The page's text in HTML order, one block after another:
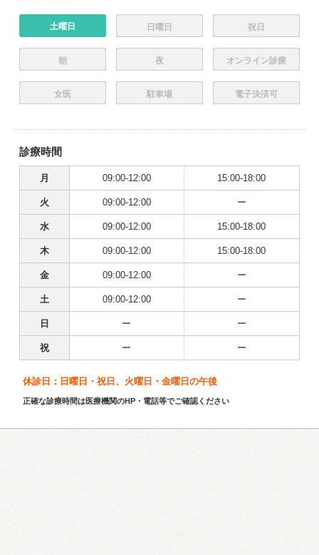
土曜日 日曜日 祝日
朝 夜 オンライン診療
女医 駐車場 電子決済可
診療時間
月 09:00-12:00 15:00-18:00
火 09:00-12:00 ー
水 09:00-12:00 15:00-18:00
木 09:00-12:00 15:00-18:00
金 09:00-12:00 ー
土 09:00-12:00 ー
日 ー ー
祝 ー ー
休診日：日曜日・祝日、火曜日・金曜日の午後
正確な診療時間は医療機関のHP・電話等でご確認ください